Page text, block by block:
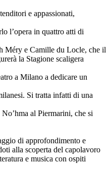
e appassionati,
l’opera in quattro atti di
Méry e Camille du Locle, che il
la Stagione scaligera
a Milano a dedicare un
Si tratta infatti di una
al Piermarini, che si
di approfondimento e
alla scoperta del capolavoro
e musica con ospiti